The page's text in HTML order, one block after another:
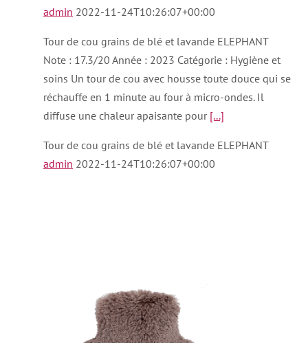
admin 2022-11-24T10:26:07+00:00
Tour de cou grains de blé et lavande ELEPHANT
Note : 17.3/20 Année : 2023 Catégorie : Hygiène et
soins Un tour de cou avec housse toute douce qui se
réchauffe en 1 minute au four à micro-ondes. Il
diffuse une chaleur apaisante pour [...]
Tour de cou grains de blé et lavande ELEPHANT
admin 2022-11-24T10:26:07+00:00